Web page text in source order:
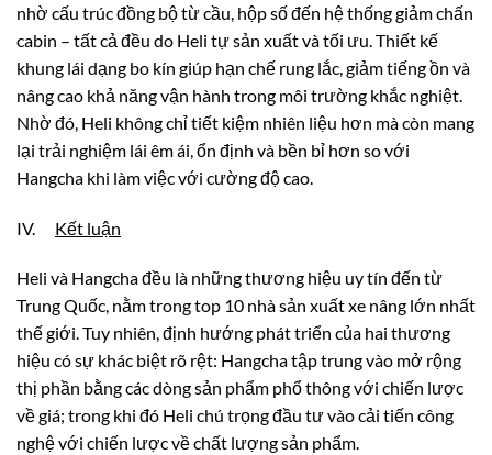
nhờ cấu trúc đồng bộ từ cầu, hộp số đến hệ thống giảm chấn
cabin – tất cả đều do Heli tự sản xuất và tối ưu. Thiết kế
khung lái dạng bo kín giúp hạn chế rung lắc, giảm tiếng ồn và
nâng cao khả năng vận hành trong môi trường khắc nghiệt.
Nhờ đó, Heli không chỉ tiết kiệm nhiên liệu hơn mà còn mang
lại trải nghiệm lái êm ái, ổn định và bền bỉ hơn so với
Hangcha khi làm việc với cường độ cao.
IV. Kết luận
Heli và Hangcha đều là những thương hiệu uy tín đến từ
Trung Quốc, nằm trong top 10 nhà sản xuất xe nâng lớn nhất
thế giới. Tuy nhiên, định hướng phát triển của hai thương
hiệu có sự khác biệt rõ rệt: Hangcha tập trung vào mở rộng
thị phần bằng các dòng sản phẩm phổ thông với chiến lược
về giá; trong khi đó Heli chú trọng đầu tư vào cải tiến công
nghệ với chiến lược về chất lượng sản phẩm.